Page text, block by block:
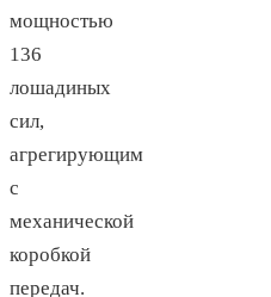
мощностью
136
лошадиных
сил,
агрегирующим
с
механической
коробкой
передач.